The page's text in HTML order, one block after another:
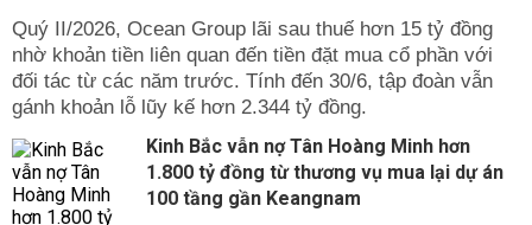
Quý II/2026, Ocean Group lãi sau thuế hơn 15 tỷ đồng
nhờ khoản tiền liên quan đến tiền đặt mua cổ phần với
đối tác từ các năm trước. Tính đến 30/6, tập đoàn vẫn
gánh khoản lỗ lũy kế hơn 2.344 tỷ đồng.
Kinh Bắc vẫn nợ Tân Hoàng Minh hơn
1.800 tỷ đồng từ thương vụ mua lại dự án
100 tầng gần Keangnam